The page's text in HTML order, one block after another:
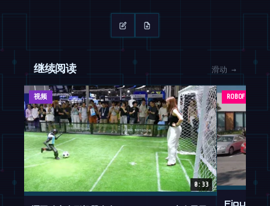
继续阅读 滑动 →
视频
0:33
ROBOFEED
Figure的